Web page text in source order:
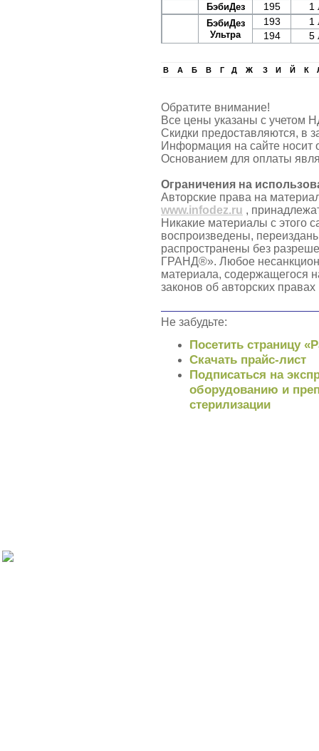
БэбиДез 195 1
БэбиДез
Ультра
193
1
194
5
B А Б В Г Д Ж З И Й К
Обратите внимание!
Все цены указаны с учетом
Скидки предоставляются, в
Информация на сайте носит
Основанием для оплаты
Ограничения на
Авторские права на
www.infodez.ru ,
Никакие материалы с этого
воспроизведены,
распространены без
ГРАНД®». Любое
материала, содержащегося
законов об авторских
Не забудьте:
Посетить страницу
Скачать прайс-лист
Подписаться на
оборудованию и
стерилизации